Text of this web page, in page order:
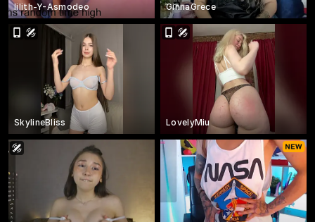
lilith-Y-Asmodeo GinnaGrece
SkylineBliss LovelyMiu